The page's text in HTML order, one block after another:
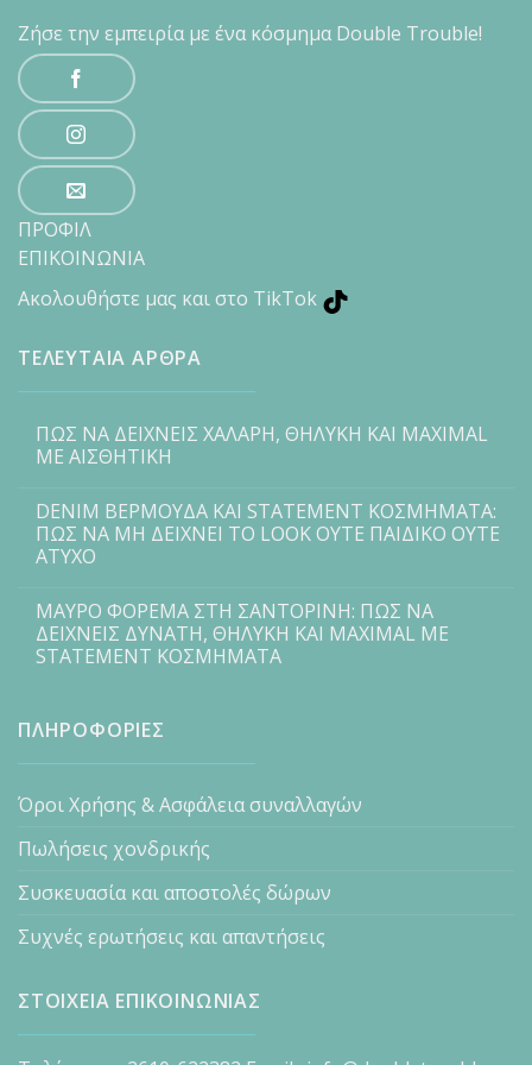
Ζήσε την εμπειρία με ένα κόσμημα Double Trouble!
ΠΡΟΦΙΛ
ΕΠΙΚΟΙΝΩΝΙΑ
Ακολουθήστε μας και στο TikTok
ΤΕΛΕΥΤΑΙΑ ΑΡΘΡΑ
ΠΩΣ ΝΑ ΔΕΙΧΝΕΙΣ ΧΑΛΑΡΗ, ΘΗΛΥΚΗ ΚΑΙ MAXIMAL
ΜΕ ΑΙΣΘΗΤΙΚΗ
DENIM ΒΕΡΜΟΥΔΑ ΚΑΙ STATEMENT ΚΟΣΜΗΜΑΤΑ:
ΠΩΣ ΝΑ ΜΗ ΔΕΙΧΝΕΙ ΤΟ LOOK ΟΥΤΕ ΠΑΙΔΙΚΟ ΟΥΤΕ
ΑΤΥΧΟ
ΜΑΥΡΟ ΦΟΡΕΜΑ ΣΤΗ ΣΑΝΤΟΡΙΝΗ: ΠΩΣ ΝΑ
ΔΕΙΧΝΕΙΣ ΔΥΝΑΤΗ, ΘΗΛΥΚΗ ΚΑΙ MAXIMAL ΜΕ
STATEMENT ΚΟΣΜΗΜΑΤΑ
ΠΛΗΡΟΦΟΡΙΕΣ
Όροι Χρήσης & Ασφάλεια συναλλαγών
Πωλήσεις χονδρικής
Συσκευασία και αποστολές δώρων
Συχνές ερωτήσεις και απαντήσεις
ΣΤΟΙΧΕΙΑ ΕΠΙΚΟΙΝΩΝΙΑΣ